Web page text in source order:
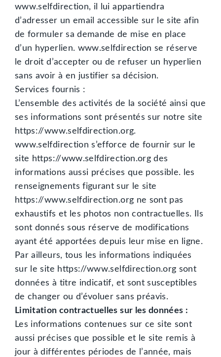
www.selfdirection, il lui appartiendra
d’adresser un email accessible sur le site afin
de formuler sa demande de mise en place
d’un hyperlien. www.selfdirection se réserve
le droit d’accepter ou de refuser un hyperlien
sans avoir à en justifier sa décision.
Services fournis :
L’ensemble des activités de la société ainsi que
ses informations sont présentés sur notre site
https://www.selfdirection.org.
www.selfdirection s’efforce de fournir sur le
site https://www.selfdirection.org des
informations aussi précises que possible. les
renseignements figurant sur le site
https://www.selfdirection.org ne sont pas
exhaustifs et les photos non contractuelles. Ils
sont donnés sous réserve de modifications
ayant été apportées depuis leur mise en ligne.
Par ailleurs, tous les informations indiquées
sur le site https://www.selfdirection.org sont
données à titre indicatif, et sont susceptibles
de changer ou d’évoluer sans préavis.
Limitation contractuelles sur les données :
Les informations contenues sur ce site sont
aussi précises que possible et le site remis à
jour à différentes périodes de l’année, mais